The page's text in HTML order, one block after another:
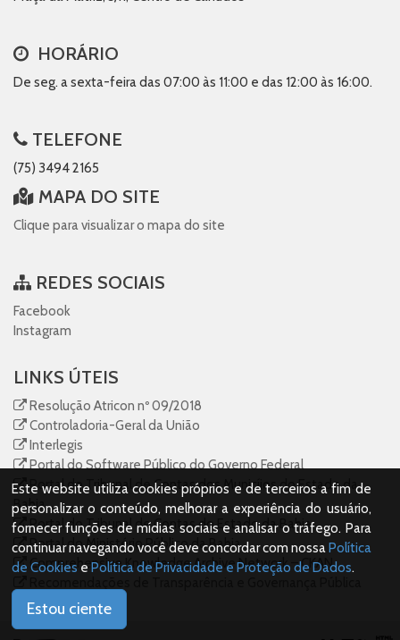
HORÁRIO
De seg. a sexta-feira das 07:00 às 11:00 e das 12:00 às 16:00.
TELEFONE
(75) 3494 2165
MAPA DO SITE
Clique para visualizar o mapa do site
REDES SOCIAIS
Facebook
Instagram
LINKS ÚTEIS
Resolução Atricon nº 09/2018
Controladoria-Geral da União
Interlegis
Portal do Software Público do Governo Federal
Portal do Tribunal de Contas dos Municíios do Estado da
Bahia
Portal do Tribunal de Contas do Estado da Bahia
Portal do Ministério Público da Bahia
Comprehensive Knowledge Archive Network – CKAN
para Prefeituras
Este website utiliza cookies próprios e de terceiros a fim de
personalizar o conteúdo, melhorar a experiência do usuário,
fornecer funções de mídias sociais e analisar o tráfego. Para
continuar navegando você deve concordar com nossaPolítica
de Cookies e Política de Privacidade e Proteção de Dados.
Estou ciente